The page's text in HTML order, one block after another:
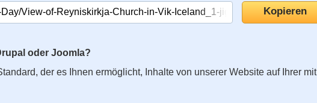
oder Joomla?
der es Ihnen ermöglicht, Inhalte von unserer Website auf Ihrer mit